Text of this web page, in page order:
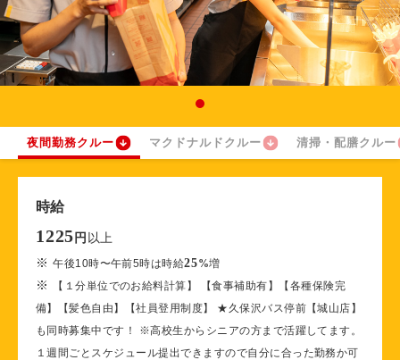
夜間勤務クルー マクドナルドクルー 清掃・配膳クルー
時給
1225 円 以上
※午後10時〜午前5時は時給25%増
※
【１分単位でのお給料計算】 【食事補助有】【各種保険完
備】【髪色自由】【社員登用制度】 ★久保沢バス停前【城山店】
も同時募集中です！ ※高校生からシニアの方まで活躍してます。
１週間ごとスケジュール提出できますので自分に合った勤務か可